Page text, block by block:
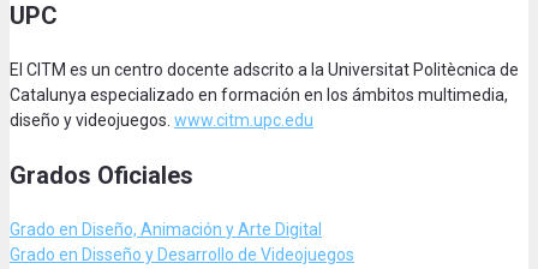
UPC
El CITM es un centro docente adscrito a la Universitat Politècnica de
Catalunya especializado en formación en los ámbitos multimedia,
diseño y videojuegos. www.citm.upc.edu
Grados Oficiales
Grado en Diseño, Animación y Arte Digital
Grado en Disseño y Desarrollo de Videojuegos